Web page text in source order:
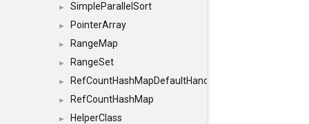
► SimpleParallelSort
► PointerArray
► RangeMap
► RangeSet
► RefCountHashMapDefaultHandler
► RefCountHashMap
► HelperClass